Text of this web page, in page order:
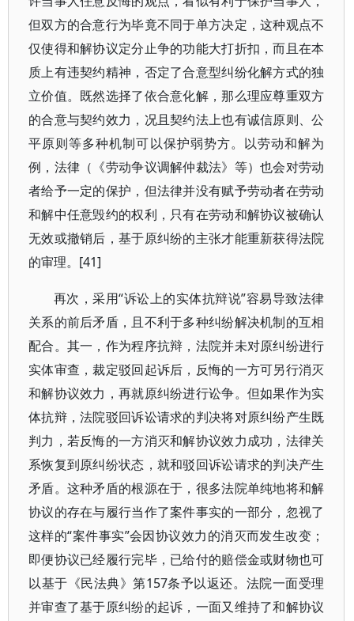
但双方的合意行为毕竟不同于单方决定，这种观点不
仅使得和解协议定分止争的功能大打折扣，而且在本
质上有违契约精神，否定了合意型纠纷化解方式的独
立价值。既然选择了依合意化解，那么理应尊重双方
的合意与契约效力，况且契约法上也有诚信原则、公
平原则等多种机制可以保护弱势方。以劳动和解为
例，法律（《劳动争议调解仲裁法》等）也会对劳动
者给予一定的保护，但法律并没有赋予劳动者在劳动
和解中任意毁约的权利，只有在劳动和解协议被确认
无效或撤销后，基于原纠纷的主张才能重新获得法院
的审理。[41]
再次，采用“诉讼上的实体抗辩说”容易导致法律
关系的前后矛盾，且不利于多种纠纷解决机制的互相
配合。其一，作为程序抗辩，法院并未对原纠纷进行
实体审查，裁定驳回起诉后，反悔的一方可另行消灭
和解协议效力，再就原纠纷进行讼争。但如果作为实
体抗辩，法院驳回诉讼请求的判决将对原纠纷产生既
判力，若反悔的一方消灭和解协议效力成功，法律关
系恢复到原纠纷状态，就和驳回诉讼请求的判决产生
矛盾。这种矛盾的根源在于，很多法院单纯地将和解
协议的存在与履行当作了案件事实的一部分，忽视了
这样的“案件事实”会因协议效力的消灭而发生改变；
即便协议已经履行完毕，已给付的赔偿金或财物也可
以基于《民法典》第157条予以返还。法院一面受理
并审查了基于原纠纷的起诉，一面又维持了和解协议